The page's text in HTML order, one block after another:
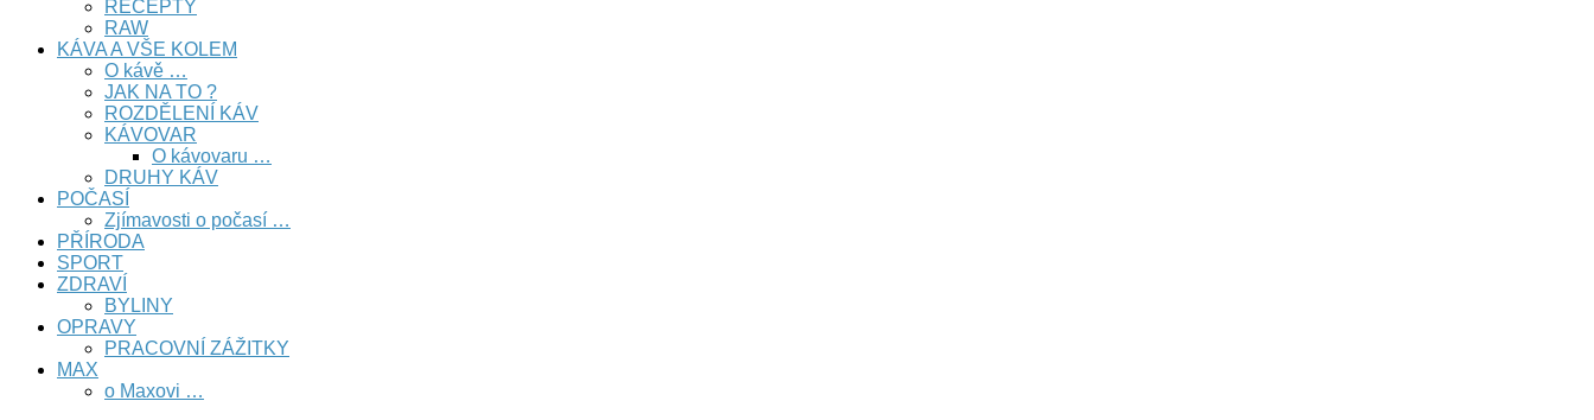
RECEPTY
RAW
KÁVA A VŠE KOLEM
O kávě …
JAK NA TO ?
ROZDĚLENÍ KÁV
KÁVOVAR
O kávovaru …
DRUHY KÁV
POČASÍ
Zjímavosti o počasí …
PŘÍRODA
SPORT
ZDRAVÍ
BYLINY
OPRAVY
PRACOVNÍ ZÁŽITKY
MAX
o Maxovi …